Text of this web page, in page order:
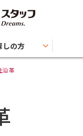
しの方
沿革